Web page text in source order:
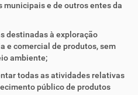
municipais e de outros entes da
destinadas à exploração
e comercial de produtos, sem
ambiente;
todas as atividades relativas
público de produtos